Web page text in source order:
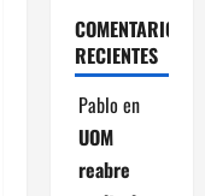
COMENTARIOS
RECIENTES
Pablo en
UOM
reabre